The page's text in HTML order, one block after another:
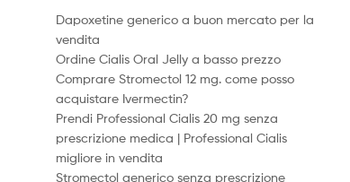
Dapoxetine generico a buon mercato per la
vendita
Ordine Cialis Oral Jelly a basso prezzo
Comprare Stromectol 12 mg. come posso
acquistare Ivermectin?
Prendi Professional Cialis 20 mg senza
prescrizione medica | Professional Cialis
migliore in vendita
Stromectol generico senza prescrizione